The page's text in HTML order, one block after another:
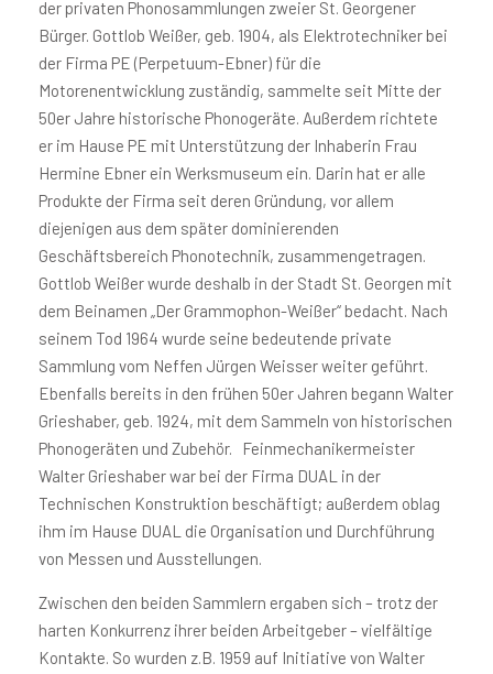
der privaten Phonosammlungen zweier St. Georgener
Bürger. Gottlob Weißer, geb. 1904, als Elektrotechniker bei
der Firma PE (Perpetuum-Ebner) für die
Motorenentwicklung zuständig, sammelte seit Mitte der
50er Jahre historische Phonogeräte. Außerdem richtete
er im Hause PE mit Unterstützung der Inhaberin Frau
Hermine Ebner ein Werksmuseum ein. Darin hat er alle
Produkte der Firma seit deren Gründung, vor allem
diejenigen aus dem später dominierenden
Geschäftsbereich Phonotechnik, zusammengetragen.
Gottlob Weißer wurde deshalb in der Stadt St. Georgen mit
dem Beinamen „Der Grammophon-Weißer“ bedacht. Nach
seinem Tod 1964 wurde seine bedeutende private
Sammlung vom Neffen Jürgen Weisser weiter geführt.
Ebenfalls bereits in den frühen 50er Jahren begann Walter
Grieshaber, geb. 1924, mit dem Sammeln von historischen
Phonogeräten und Zubehör. Feinmechanikermeister
Walter Grieshaber war bei der Firma DUAL in der
Technischen Konstruktion beschäftigt; außerdem oblag
ihm im Hause DUAL die Organisation und Durchführung
von Messen und Ausstellungen.
Zwischen den beiden Sammlern ergaben sich – trotz der
harten Konkurrenz ihrer beiden Arbeitgeber – vielfältige
Kontakte. So wurden z.B. 1959 auf Initiative von Walter